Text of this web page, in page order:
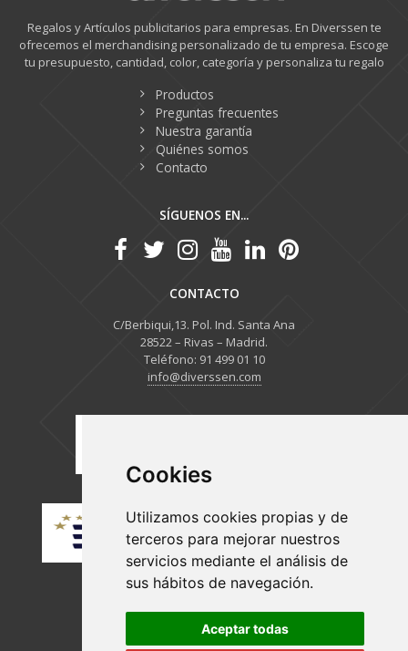
Cookies
Utilizamos cookies propias y de
terceros para mejorar nuestros
servicios mediante el análisis de
sus hábitos de navegación.
Aceptar todas
Regalos y Artículos publicitarios para empresas. En Diverssen te
ofrecemos el merchandising personalizado de tu empresa. Escoge
tu presupuesto, cantidad, color, categoría y personaliza tu regalo
Productos
Preguntas frecuentes
Nuestra garantía
Quiénes somos
Contacto
SÍGUENOS EN...
CONTACTO
C/Berbiqui,13. Pol. Ind. Santa Ana
28522 – Rivas – Madrid.
Teléfono: 91 499 01 10
info@diverssen.com